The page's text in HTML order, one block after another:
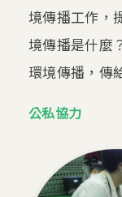
境傳播工作，
境傳播是什麼
環境傳播，傳
公私協力